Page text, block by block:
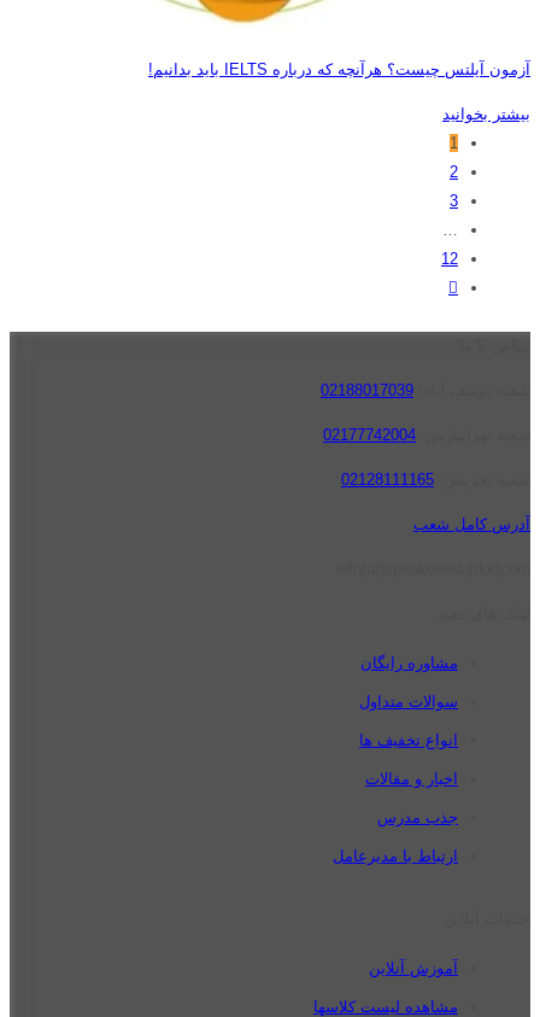
آزمون آیلتس چیست؟ هرآنچه که درباره IELTS باید بدانیم!
بیشتر بخوانید
1
2
3
12
02188017039
02177742004
02128111165
آدرس کامل شعب
مشاوره رایگان
سوالات متداول
انواع تخفیف ها
اخبار و مقالات
جذب مدرس
ارتباط با مدیرعامل
آموزش آنلاین
مشاهده لیست کلاسها